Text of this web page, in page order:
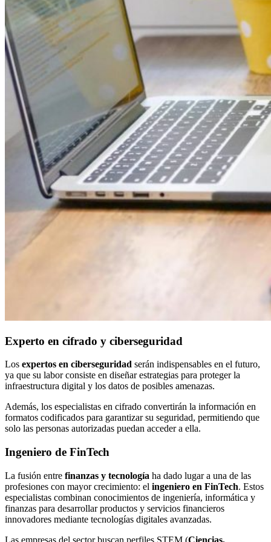
Experto en cifrado y ciberseguridad
Los expertos en ciberseguridad serán indispensables en el futuro,
ya que su labor consiste en diseñar estrategias para proteger la
infraestructura digital y los datos de posibles amenazas.
Además, los especialistas en cifrado convertirán la información en
formatos codificados para garantizar su seguridad, permitiendo que
solo las personas autorizadas puedan acceder a ella.
Ingeniero de FinTech
La fusión entre finanzas y tecnología ha dado lugar a una de las
profesiones con mayor crecimiento: el ingeniero en FinTech. Estos
especialistas combinan conocimientos de ingeniería, informática y
finanzas para desarrollar productos y servicios financieros
innovadores mediante tecnologías digitales avanzadas.
Las empresas del sector buscan perfiles STEM (Ciencias,